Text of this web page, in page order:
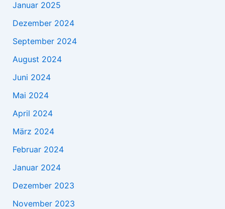
Januar 2025
Dezember 2024
September 2024
August 2024
Juni 2024
Mai 2024
April 2024
März 2024
Februar 2024
Januar 2024
Dezember 2023
November 2023